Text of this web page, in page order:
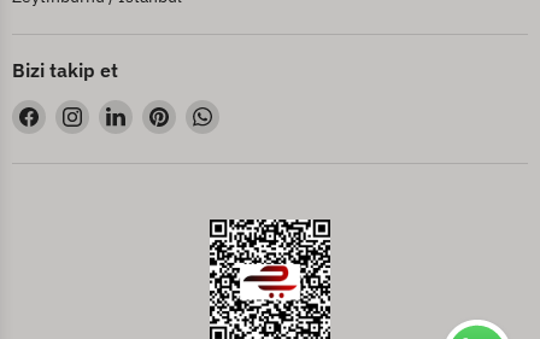
Bizi takip et
Bizi
Facebook&#39;de
bul
Bizi
Instagram&#39;de
bul
Bizi
LinkedIn&#39;de
bul
Bizi
Pinterest&#39;de
bul
Bizi
bul